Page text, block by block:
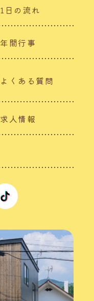
1日の流れ
年間行事
よくある質問
求人情報